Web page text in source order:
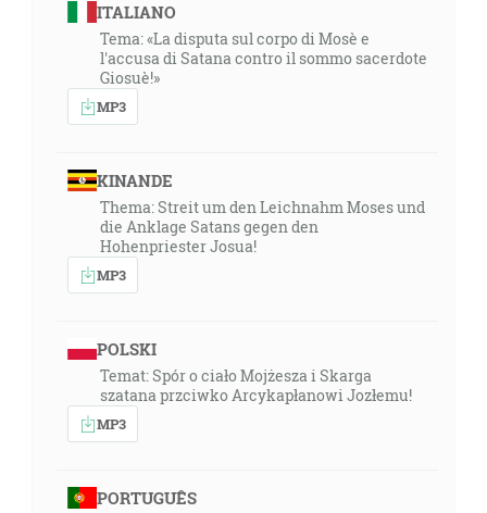
ITALIANO
Tema: «La disputa sul corpo di Mosè e
l'accusa di Satana contro il sommo sacerdote
Giosuè!»
MP3
KINANDE
Thema: Streit um den Leichnahm Moses und
die Anklage Satans gegen den
Hohenpriester Josua!
MP3
POLSKI
Temat: Spór o ciało Mojżesza i Skarga
szatana przciwko Arcykapłanowi Jozłemu!
MP3
PORTUGUÊS